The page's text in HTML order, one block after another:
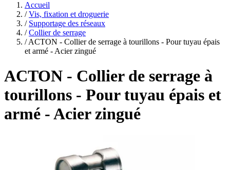
Accueil
/ Vis, fixation et droguerie
/ Supportage des réseaux
/ Collier de serrage
/ ACTON - Collier de serrage à tourillons - Pour tuyau épais
et armé - Acier zingué
ACTON - Collier de serrage à
tourillons - Pour tuyau épais et
armé - Acier zingué